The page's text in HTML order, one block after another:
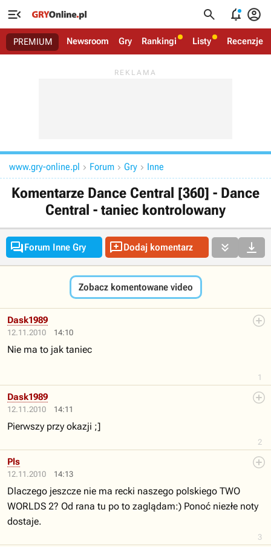
   
PREMIUM Newsroom Gry Rankingi Listy Recenzje
www.gry-online.pl  Forum  Gry  Inne
Komentarze Dance Central [360] - Dance
Central - taniec kontrolowany
Forum Inne Gry Dodaj komentarz  
Zobacz komentowane video
12.11.2010 14:10
1
Dask1989
Nie ma to jak taniec
12.11.2010 14:11
2
Dask1989
Pierwszy przy okazji ;]
12.11.2010 14:13
3
Pls
Dlaczego jeszcze nie ma recki naszego polskiego TWO
WORLDS 2? Od rana tu po to zaglądam:) Ponoć niezłe noty
dostaje.